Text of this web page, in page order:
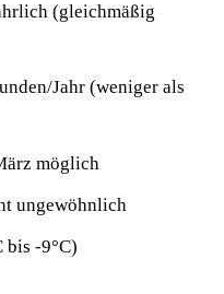
(gleichmäßig
Jahr (weniger als
möglich
ungewöhnlich
bis -9°C)